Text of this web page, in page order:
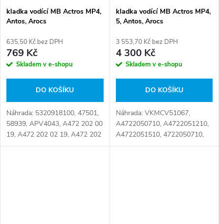
kladka vodící MB Actros MP4,
Antos, Arocs
635,50 Kč bez DPH
769 Kč
Skladem v e-shopu
DO KOŠÍKU
Náhrada: 5320918100, 47501,
58939, APV4043, A472 202 00
19, A472 202 02 19, A472 202
05 19, A472 202 11 19, A472
kladka vodící MB Actros MP4,
5, Antos, Arocs
3 553,70 Kč bez DPH
4 300 Kč
Skladem v e-shopu
DO KOŠÍKU
Náhrada: VKMCV51067,
A4722050710, A4722051210,
A4722051510, 4722050710,
4722051210, 4722051510